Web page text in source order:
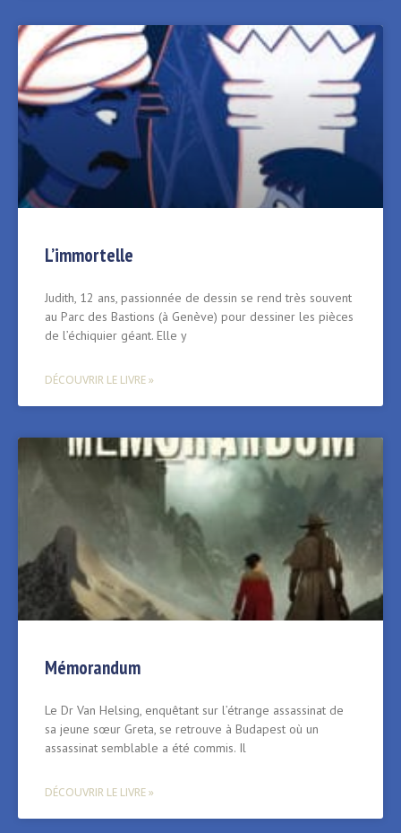
L’immortelle
Judith, 12 ans, passionnée de dessin se rend très souvent
au Parc des Bastions (à Genève) pour dessiner les pièces
de l’échiquier géant. Elle y
DÉCOUVRIR LE LIVRE »
Mémorandum
Le Dr Van Helsing, enquêtant sur l’étrange assassinat de
sa jeune sœur Greta, se retrouve à Budapest où un
assassinat semblable a été commis. Il
DÉCOUVRIR LE LIVRE »